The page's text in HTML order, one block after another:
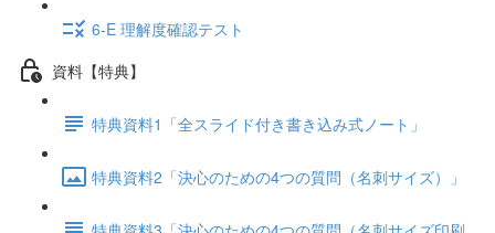
6-E 理解度確認テスト
資料【特典】
特典資料1「全スライド付き書き込み式ノート」
特典資料2「決心のための4つの質問（名刺サイズ）」